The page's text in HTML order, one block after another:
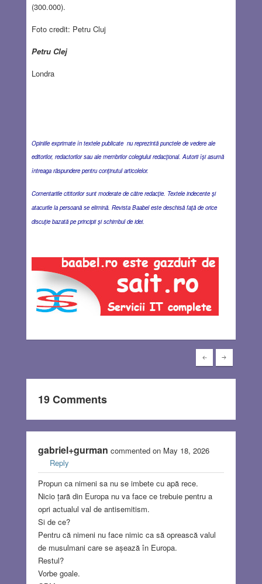
(300.000).
Foto credit: Petru Cluj
Petru Clej
Londra
Opiniile exprimate în textele publicate nu reprezintă punctele de vedere ale
editorilor, redactorilor sau ale membrilor colegiului redacţional. Autorii îşi asumă
întreaga răspundere pentru conţinutul articolelor.
Comentariile cititorilor sunt moderate de către redacţie. Textele indecente şi
atacurile la persoană se elimină. Revista Baabel este deschisă faţă de orice
discuţie bazată pe principii şi schimbul de idei.
19 Comments
gabriel+gurman commented on May 18, 2026
Reply
Propun ca nimeni sa nu se imbete cu apă rece.
Nicio țară din Europa nu va face ce trebuie pentru a
opri actualul val de antisemitism.
Si de ce?
Pentru că nimeni nu face nimic ca să oprească valul
de musulmani care se așează în Europa.
Restul?
Vorbe goale.